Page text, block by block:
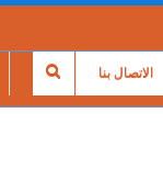
الاتصال بنا